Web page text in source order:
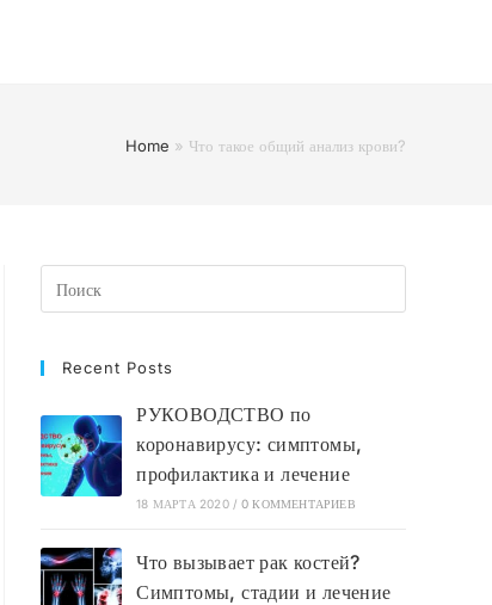
Home » Что такое общий анализ крови?
Recent Posts
РУКОВОДСТВО по
коронавирусу: симптомы,
профилактика и лечение
18 МАРТА 2020 / 0 КОММЕНТАРИЕВ
Что вызывает рак костей?
Симптомы, стадии и лечение